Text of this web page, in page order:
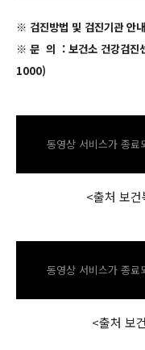
※ 검진방법 및 검진기관 안
※ 문 의 : 보건소 건강검진
1000)
동영상 서비스가 종료
<출처 보
동영상 서비스가 종료
<출처 보